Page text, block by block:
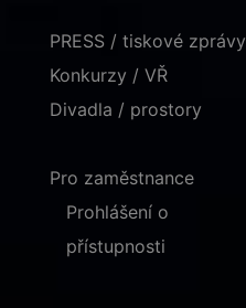
PRESS / tiskové zprávy
Konkurzy / VŘ
Divadla / prostory
Pro zaměstnance
Prohlášení o
přístupnosti